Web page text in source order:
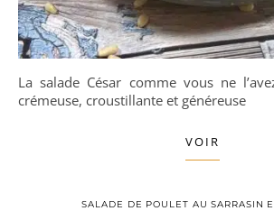
La salade César comme vous ne l’avez jamais goûtée :
crémeuse, croustillante et généreuse
VOIR
SALADE DE POULET AU SARRASIN